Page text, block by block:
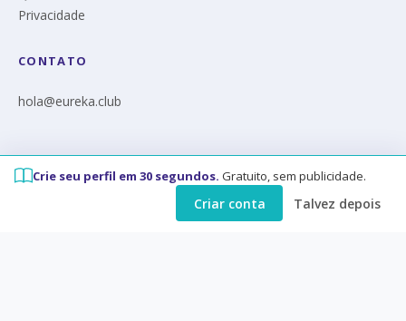
Privacidade
CONTATO
hola@eureka.club
© Eureka 2026
Crie seu perfil em 30 segundos. Gratuito, sem publicidade.
Criar conta Talvez depois